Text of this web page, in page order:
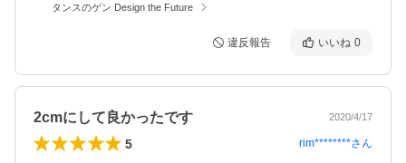
タンスのゲン Design the Future
違反報告 いいね 0
2cmにして良かったです 2020/4/17
5 rim********さん